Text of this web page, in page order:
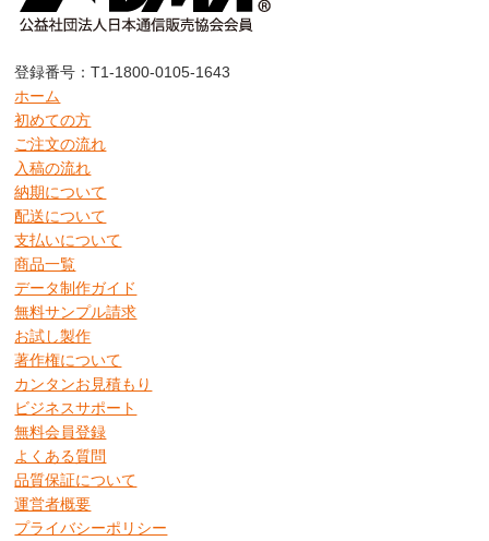
登録番号：T1-1800-0105-1643
ホーム
初めての方
ご注文の流れ
入稿の流れ
納期について
配送について
支払いについて
商品一覧
データ制作ガイド
無料サンプル請求
お試し製作
著作権について
カンタンお見積もり
ビジネスサポート
無料会員登録
よくある質問
品質保証について
運営者概要
プライバシーポリシー